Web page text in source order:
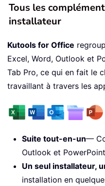
Tous les
installateur
Kutools for Office
Excel, Word, Outlook et
Tab Pro, ce qui en fait le
travaillant à travers les
Suite tout-en-un—
Outlook et
Un seul installateur,
installation en